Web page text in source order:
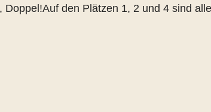
den Plätzen 1, 2 und 4 sind